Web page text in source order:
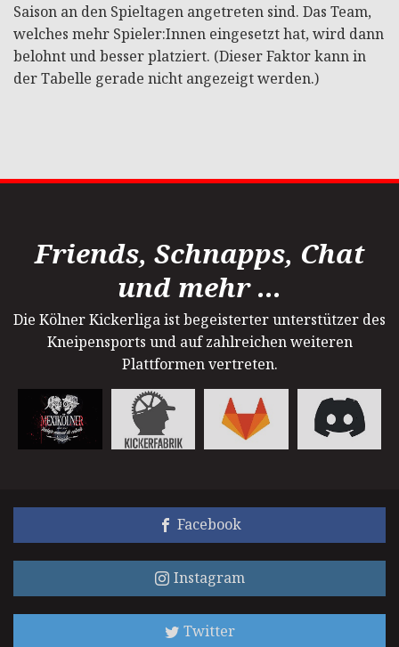
Saison an den Spieltagen angetreten sind. Das Team,
welches mehr Spieler:Innen eingesetzt hat, wird dann
belohnt und besser platziert. (Dieser Faktor kann in
der Tabelle gerade nicht angezeigt werden.)
Friends, Schnapps, Chat
und mehr ...
Die Kölner Kickerliga ist begeisterter unterstützer des
Kneipensports und auf zahlreichen weiteren
Plattformen vertreten.
Facebook
Instagram
Twitter